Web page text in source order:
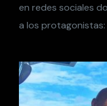
en redes sociales
a los protagonistas: